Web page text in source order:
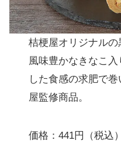
桔梗屋オリジナルの
風味豊かなきなこ
した食感の求肥で
屋監修商品。
価格：441円（税込）